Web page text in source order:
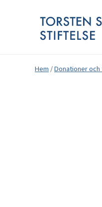
Hem /Donationer